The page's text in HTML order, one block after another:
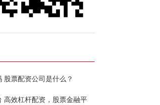
股票配资公司是什么？
高效杠杆配资，股票金融平